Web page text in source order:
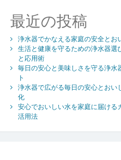
ョ
ン
最近の投稿
浄水器でかなえる家庭の安全とお
生活と健康を守るための浄水器
と応用術
毎日の安心と美味しさを守る浄水
ト
浄水器で広がる毎日の安心とおい
化
安心でおいしい水を家庭に届ける
活用法